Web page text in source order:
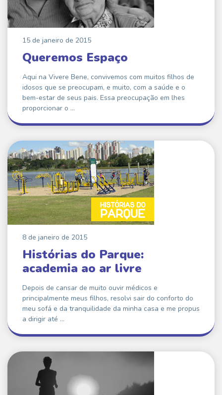
15 de janeiro de 2015
Queremos Espaço
Aqui na Vivere Bene, convivemos com muitos filhos de
idosos que se preocupam, e muito, com a saúde e o
bem-estar de seus pais. Essa preocupação em lhes
proporcionar o …
8 de janeiro de 2015
Histórias do Parque:
academia ao ar livre
Depois de cansar de muito ouvir médicos e
principalmente meus filhos, resolvi sair do conforto do
meu sofá e da tranquilidade da minha casa e me propus
a dirigir até …